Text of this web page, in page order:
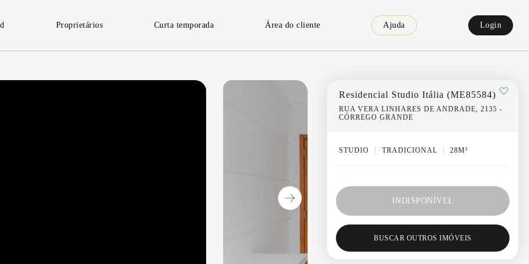
Proprietários Curta temporada Área do cliente Ajuda Login
Residencial Studio Itália (ME85584)
RUA VERA LINHARES DE ANDRADE, 2135 -
CÓRREGO GRANDE
STUDIO TRADICIONAL 28M²
INDISPONÍVEL
BUSCAR OUTROS IMÓVEIS